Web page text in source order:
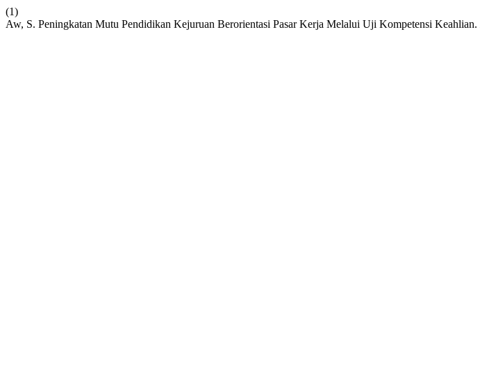
(1)
Aw, S. Peningkatan Mutu Pendidikan Kejuruan Berorientasi Pasar Kerja Melalui Uji Kompetensi Keahlian.